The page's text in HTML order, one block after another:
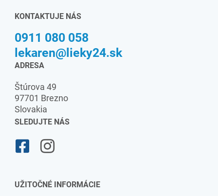
KONTAKTUJE NÁS
0911 080 058
lekaren@lieky24.sk
ADRESA
Štúrova 49
97701 Brezno
Slovakia
SLEDUJTE NÁS
UŽITOČNÉ INFORMÁCIE